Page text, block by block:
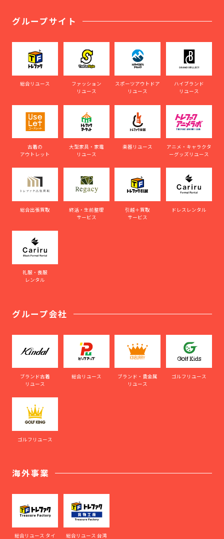
グループサイト
総合リユース
ファッション
リユース
スポーツアウトドア
リユース
ハイブランド
リユース
古着の
アウトレット
大型家具・家電
リユース
楽器リユース
アニメ・キャラクタ
ーグッズリユース
総合出張買取
終活・生前整理
サービス
引越＋買取
サービス
ドレスレンタル
礼服・喪服
レンタル
グループ会社
ブランド古着
リユース
総合リユース
ブランド・貴金属
リユース
ゴルフリユース
ゴルフリユース
海外事業
総合リユース タイ 総合リユース 台湾